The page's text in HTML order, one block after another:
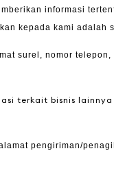
informasi
kepada kami adalah
surel, nomor
terkait bisnis
pengiriman/